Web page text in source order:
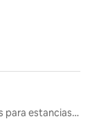
Alojamientos para estancias largas